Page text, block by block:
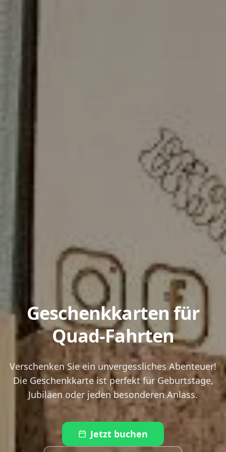
Geschenkkarten für
Quad-Fahrten
Verschenken Sie ein unvergessliches Abenteuer!
Die Geschenkkarte ist perfekt für Geburtstage,
Jubiläen oder jeden besonderen Anlass.
Jetzt buchen